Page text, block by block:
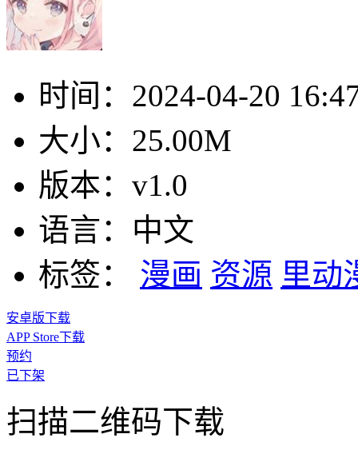
时间： 2024-04-20
大小： 25.00M
版本： v1.0
语言： 中文
标签：
漫画 资源 里动
安卓版下载
APP Store下载
预约
已下架
扫描二维码下载